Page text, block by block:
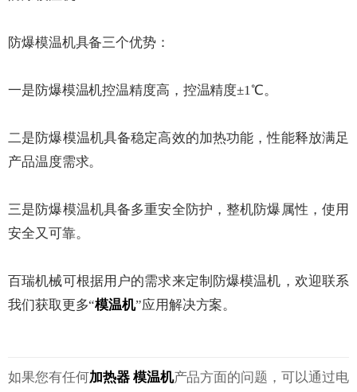
防爆模温机具备三个优势：
一是防爆模温机控温精度高，控温精度±1℃。
二是防爆模温机具备稳定高效的加热功能，性能释放满足
产品温度需求。
三是防爆模温机具备多重安全防护，整机防爆属性，使用
安全又可靠。
百瑞机械可根据用户的需求来定制防爆模温机，欢迎联系
我们获取更多“模温机”应用解决方案。
如果您有任何加热器 模温机产品方面的问题，可以通过电